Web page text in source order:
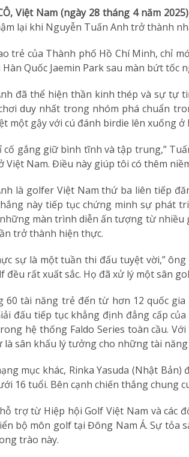
Việt Nam (ngày 28 tháng 4 năm 2025)
lại khi Nguyễn Tuấn Anh trở thành
trẻ của Thành phố Hồ Chí Minh, chỉ
Quốc Jaemin Park sau màn bứt tốc
đã thể hiện thần kinh thép và sự tự
duy nhất trong nhóm phá chuẩn
một gậy với cú đánh birdie lên xuống ở
cố gắng giữ bình tĩnh và tập trung,”
Việt Nam. Điều này giúp tôi có thêm
là golfer Việt Nam thứ ba liên tiếp
này tiếp tục chứng minh sự phát
màn trình diễn ấn tượng từ
trở thành hiện thực.
sự là một tuần thi đấu tuyệt vời,” ông
đều rất xuất sắc. Họ đã xử lý một sân
60 tài năng trẻ đến từ hơn 12 quốc
đấu tiếp tục khẳng định đẳng cấp
hệ thống Faldo Series toàn cầu.
là sân khấu lý tưởng cho những tài
mục khác, Rinka Yasuda (Nhật
16 tuổi. Bên cạnh chiến thắng chung
trợ từ Hiệp hội Golf Việt Nam và các
bộ môn golf tại Đông Nam Á. Sự tỏa
trào này.